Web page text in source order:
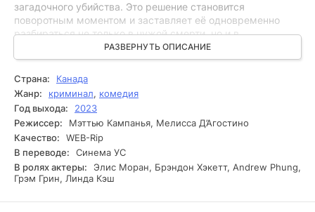
загадочного убийства. Это решение становится
поворотным моментом и заставляет её одновременно
разбираться не только в чужой смерти, но и в
собственных проблемах. Пытаясь навести порядок в
жизни, она сталкивается с последствиями прошлых
ошибок и вопросами, от которых долго уходила. По мере
продвижения вперёд её ждут трудные выборы,
неожиданные открытия и попытки понять, кем она хочет
быть дальше.
РАЗВЕРНУТЬ ОПИСАНИЕ
Страна:
Канада
Жанр:
криминал, комедия
Год выхода:
2023
Режиссер:
Мэттью Кампанья, Мелисса Д’Агостино
Качество:
WEB-Rip
В переводе:
Синема УС
В ролях актеры:
Элис Моран, Брэндон Хэкетт, Andrew Phung,
Грэм Грин, Линда Кэш